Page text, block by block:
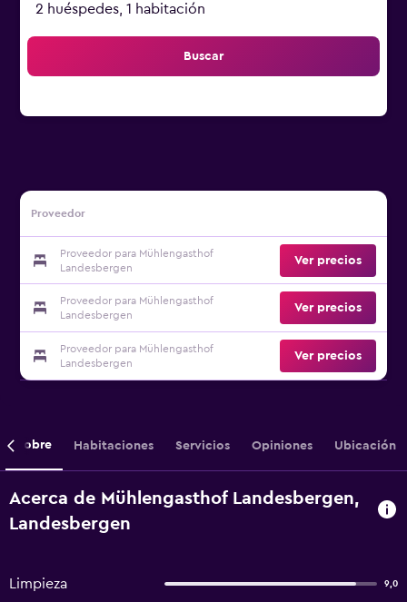
2 huéspedes, 1 habitación
Buscar
Proveedor
Proveedor para Mühlengasthof
Landesbergen
Ver precios
Proveedor para Mühlengasthof
Landesbergen
Ver precios
Proveedor para Mühlengasthof
Landesbergen
Ver precios
Sobre Habitaciones Servicios Opiniones Ubicación
Acerca de Mühlengasthof Landesbergen,
Landesbergen
Limpieza 9,0